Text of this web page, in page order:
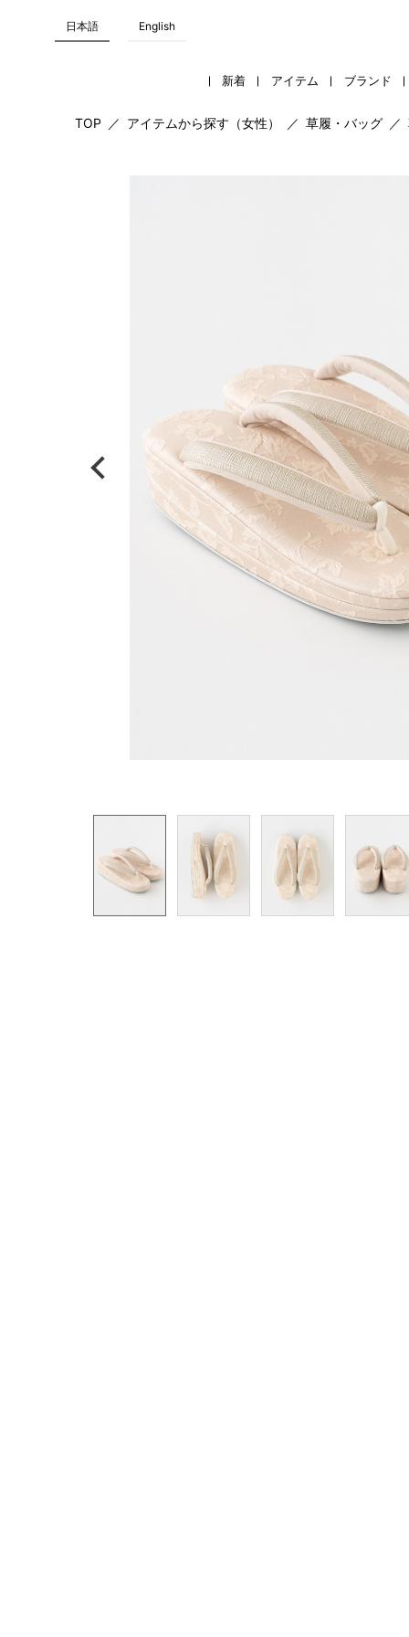
日本語 English
新着 アイテム ブランド
TOP ／ アイテムから探す（女性） ／ 草履・バッグ ／